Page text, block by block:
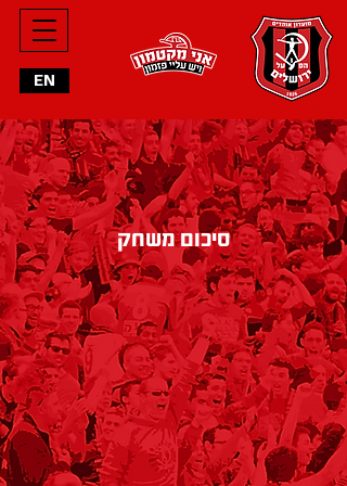
EN
סיכום משחק
מחליפים